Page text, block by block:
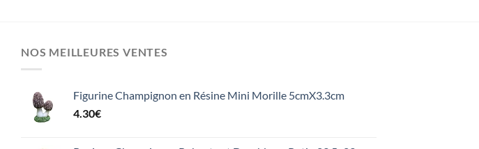
NOS MEILLEURES VENTES
Figurine Champignon en Résine Mini Morille 5cmX3.3cm
4.30€